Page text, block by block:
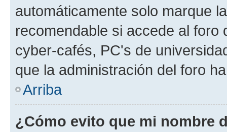
automáticamente solo marque
recomendable si accede al foro
cyber-cafés, PC's de
que la administración del foro
Arriba
¿Cómo evito que mi nombre